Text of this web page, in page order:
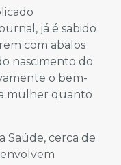
já é sabido
com abalos
nascimento do
o bem-
mulher quanto
Saúde, cerca de